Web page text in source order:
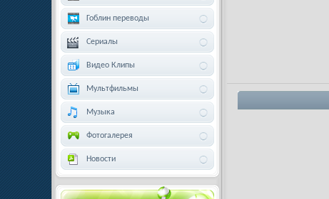
Гоблин переводы
Сериалы
Видео Клипы
Мультфильмы
Музыка
Фотогалерея
Новости